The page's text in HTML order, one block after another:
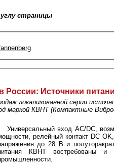
страницы
России: Источники
локализованной серии
маркой КВНТ (Компактные
Универсальный вход AC/DC,
релейный контакт DC
до 28 В и
КВНТ востребованы и